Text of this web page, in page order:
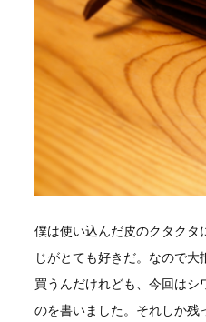
僕は使い込んだ皮のクタクタ
じがとても好きだ。なので
買うんだけれども、今回はシ
のを書いました。それしか残